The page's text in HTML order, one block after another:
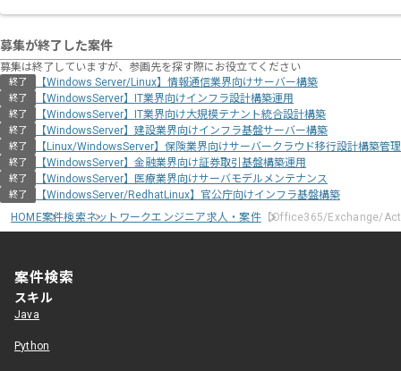
募集が終了した案件
募集は終了していますが、参画先を探す際にお役立てください
終了 【Windows Server/Linux】情報通信業界向けサーバー構築
終了 【WindowsServer】IT業界向けインフラ設計構築運用
終了 【WindowsServer】IT業界向け大規模テナント統合設計構築
終了 【WindowsServer】建設業界向けインフラ基盤サーバー構築
終了 【Linux/WindowsServer】保険業界向けサーバークラウド移行設計構築管理
終了 【WindowsServer】金融業界向け証券取引基盤構築運用
終了 【WindowsServer】医療業界向けサーバモデルメンテナンス
終了
【WindowsServer/RedhatLinux】官公庁向けインフラ基盤構築
HOME案件検索ネットワークエンジニア求人・案件【Office365/Exchange/
案件検索
スキル
Java
Python